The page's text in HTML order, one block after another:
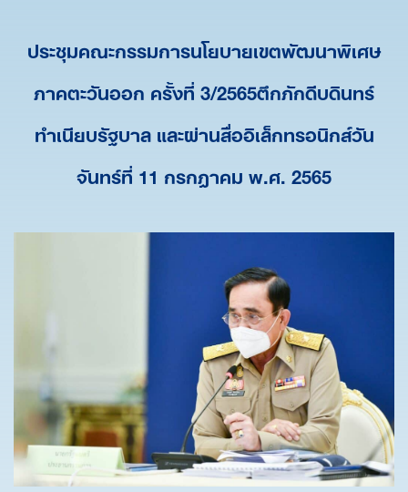
ประชุมคณะกรรมการนโยบายเขตพัฒนาพิเศษ
ภาคตะวันออก ครั้งที่ 3/2565ตึกภักดีบดินทร์
ทำเนียบรัฐบาล และผ่านสื่ออิเล็กทรอนิกส์วัน
จันทร์ที่ 11 กรกฎาคม พ.ศ. 2565